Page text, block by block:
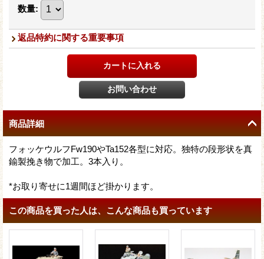
数量:
返品特約に関する重要事項
商品詳細
フォッケウルフFw190やTa152各型に対応。独特の段形状を真
鍮製挽き物で加工。3本入り。
*お取り寄せに1週間ほど掛かります。
この商品を買った人は、こんな商品も買っています